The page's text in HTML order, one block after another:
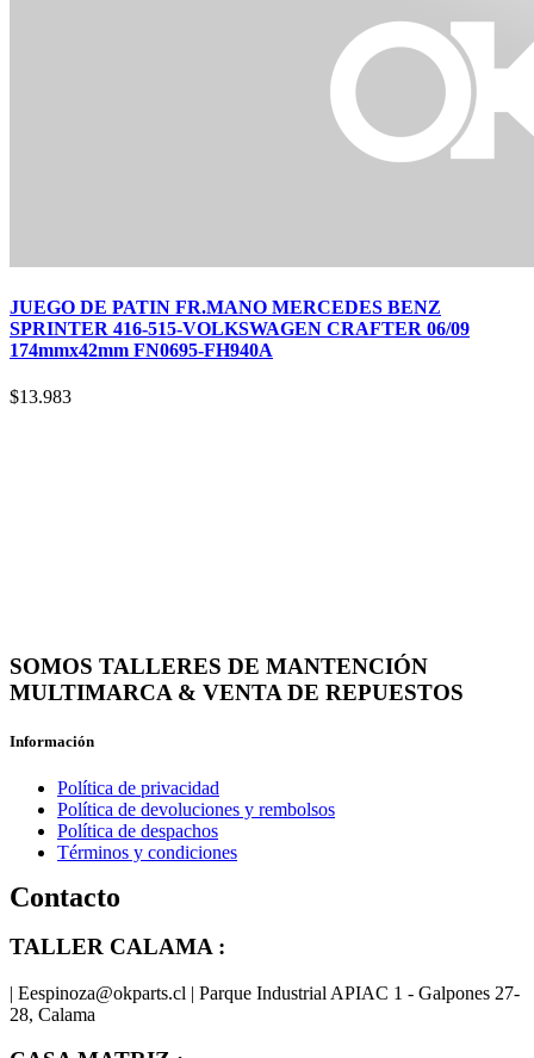
JUEGO DE PATIN FR.MANO MERCEDES BENZ
SPRINTER 416-515-VOLKSWAGEN CRAFTER 06/09
174mmx42mm FN0695-FH940A
$13.983
SOMOS TALLERES DE MANTENCIÓN
MULTIMARCA & VENTA DE REPUESTOS
Información
Política de privacidad
Política de devoluciones y rembolsos
Política de despachos
Términos y condiciones
Contacto
TALLER CALAMA :
| Eespinoza@okparts.cl | Parque Industrial APIAC 1 - Galpones 27-
28, Calama